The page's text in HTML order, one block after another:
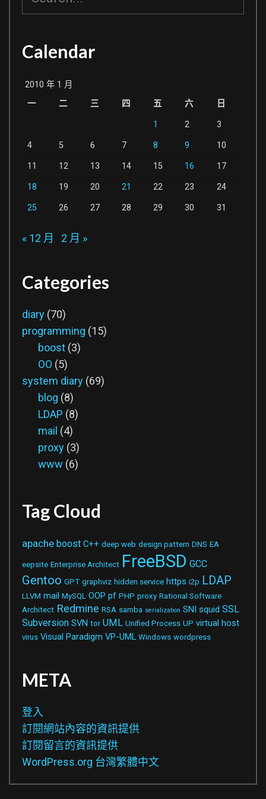
Calendar
2010 年 1 月
一
二 三 四 五 六 日
1 2 3
4 5 6 7 8 9 10
11 12 13 14 15 16 17
18 19 20 21 22 23 24
25 26 27 28 29 30 31
« 12 月 2 月 »
Categories
diary (70)
programming (15)
boost (3)
OO (5)
system diary (69)
blog (8)
LDAP (8)
mail (4)
proxy (3)
www (6)
Tag Cloud
apache boost C++ deep web design pattern DNS EA
eepsite Enterprise Architect FreeBSD GCC
Gentoo GPT graphviz hidden service https i2p LDAP
LLVM mail MySQL OOP pf PHP proxy Rational Software
Architect Redmine RSA samba serialization SNI squid SSL
Subversion SVN tor UML Unified Process UP virtual host
virus Visual Paradigm VP-UML Windows wordpress
META
登入
訂閱網站內容的資訊提供
訂閱留言的資訊提供
WordPress.org 台灣繁體中文